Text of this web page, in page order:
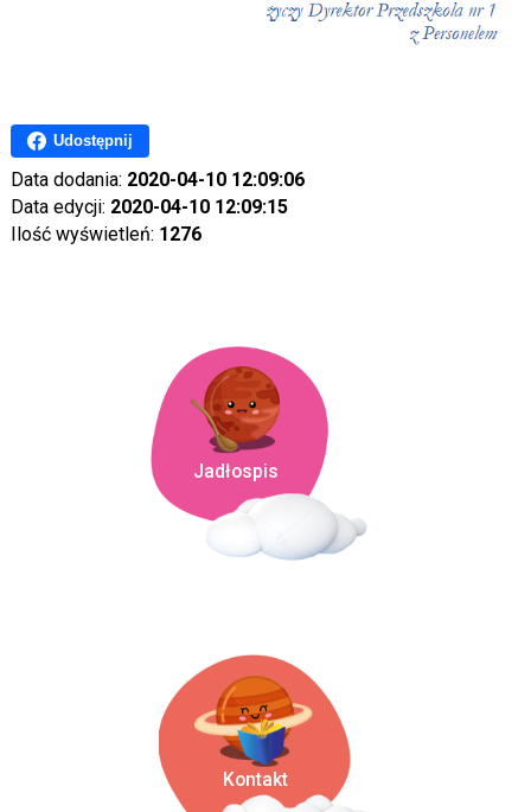
Udostępnij
Data dodania: 2020-04-10 12:09:06
Data edycji: 2020-04-10 12:09:15
Ilość wyświetleń: 1276
Jadłospis
Kontakt